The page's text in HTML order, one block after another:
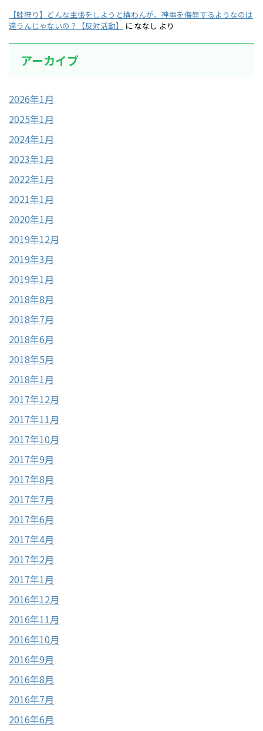
【蛙狩り】どんな主張をしようと構わんが、神事を侮辱するようなのは
違うんじゃないの？【反対活動】
に ななし より
アーカイブ
2026年1月
2025年1月
2024年1月
2023年1月
2022年1月
2021年1月
2020年1月
2019年12月
2019年3月
2019年1月
2018年8月
2018年7月
2018年6月
2018年5月
2018年1月
2017年12月
2017年11月
2017年10月
2017年9月
2017年8月
2017年7月
2017年6月
2017年4月
2017年2月
2017年1月
2016年12月
2016年11月
2016年10月
2016年9月
2016年8月
2016年7月
2016年6月